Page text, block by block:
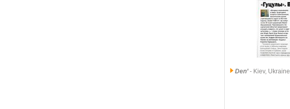
Den’- Kiev, Ukraine